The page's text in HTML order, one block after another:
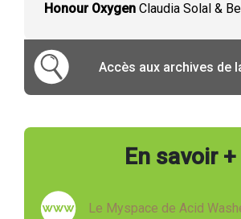
Honour Oxygen Claudia Solal &
Accès aux archives de
En savoir +
Le Myspace de Acid